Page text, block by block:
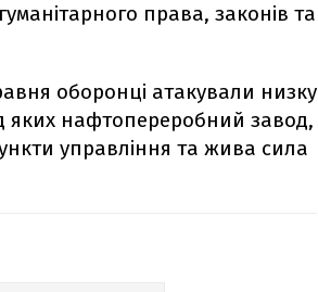
права, законів та
оборонці атакували низку
яких нафтопереробний завод,
управління та жива сила